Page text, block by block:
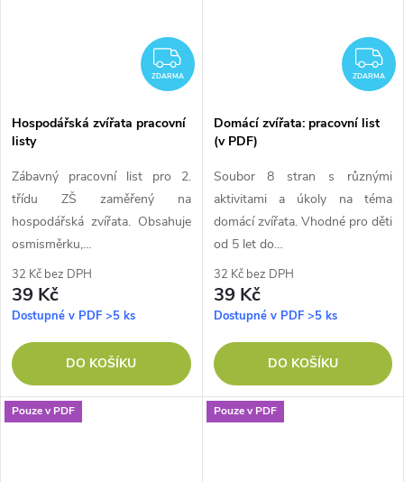
ZDARMA
ZDARMA
Hospodářská zvířata pracovní
listy
Zábavný pracovní list pro 2.
třídu ZŠ zaměřený na
hospodářská zvířata. Obsahuje
osmisměrku,…
32 Kč bez DPH
39 Kč
Dostupné v PDF >5 ks
DO KOŠÍKU
ZDARMA
Domácí zvířata: pracovní list
(v PDF)
Soubor 8 stran s různými
aktivitami a úkoly na téma
domácí zvířata. Vhodné pro děti
od 5 let do…
32 Kč bez DPH
39 Kč
Dostupné v PDF >5 ks
DO KOŠÍKU
Pouze v PDF Pouze v PDF